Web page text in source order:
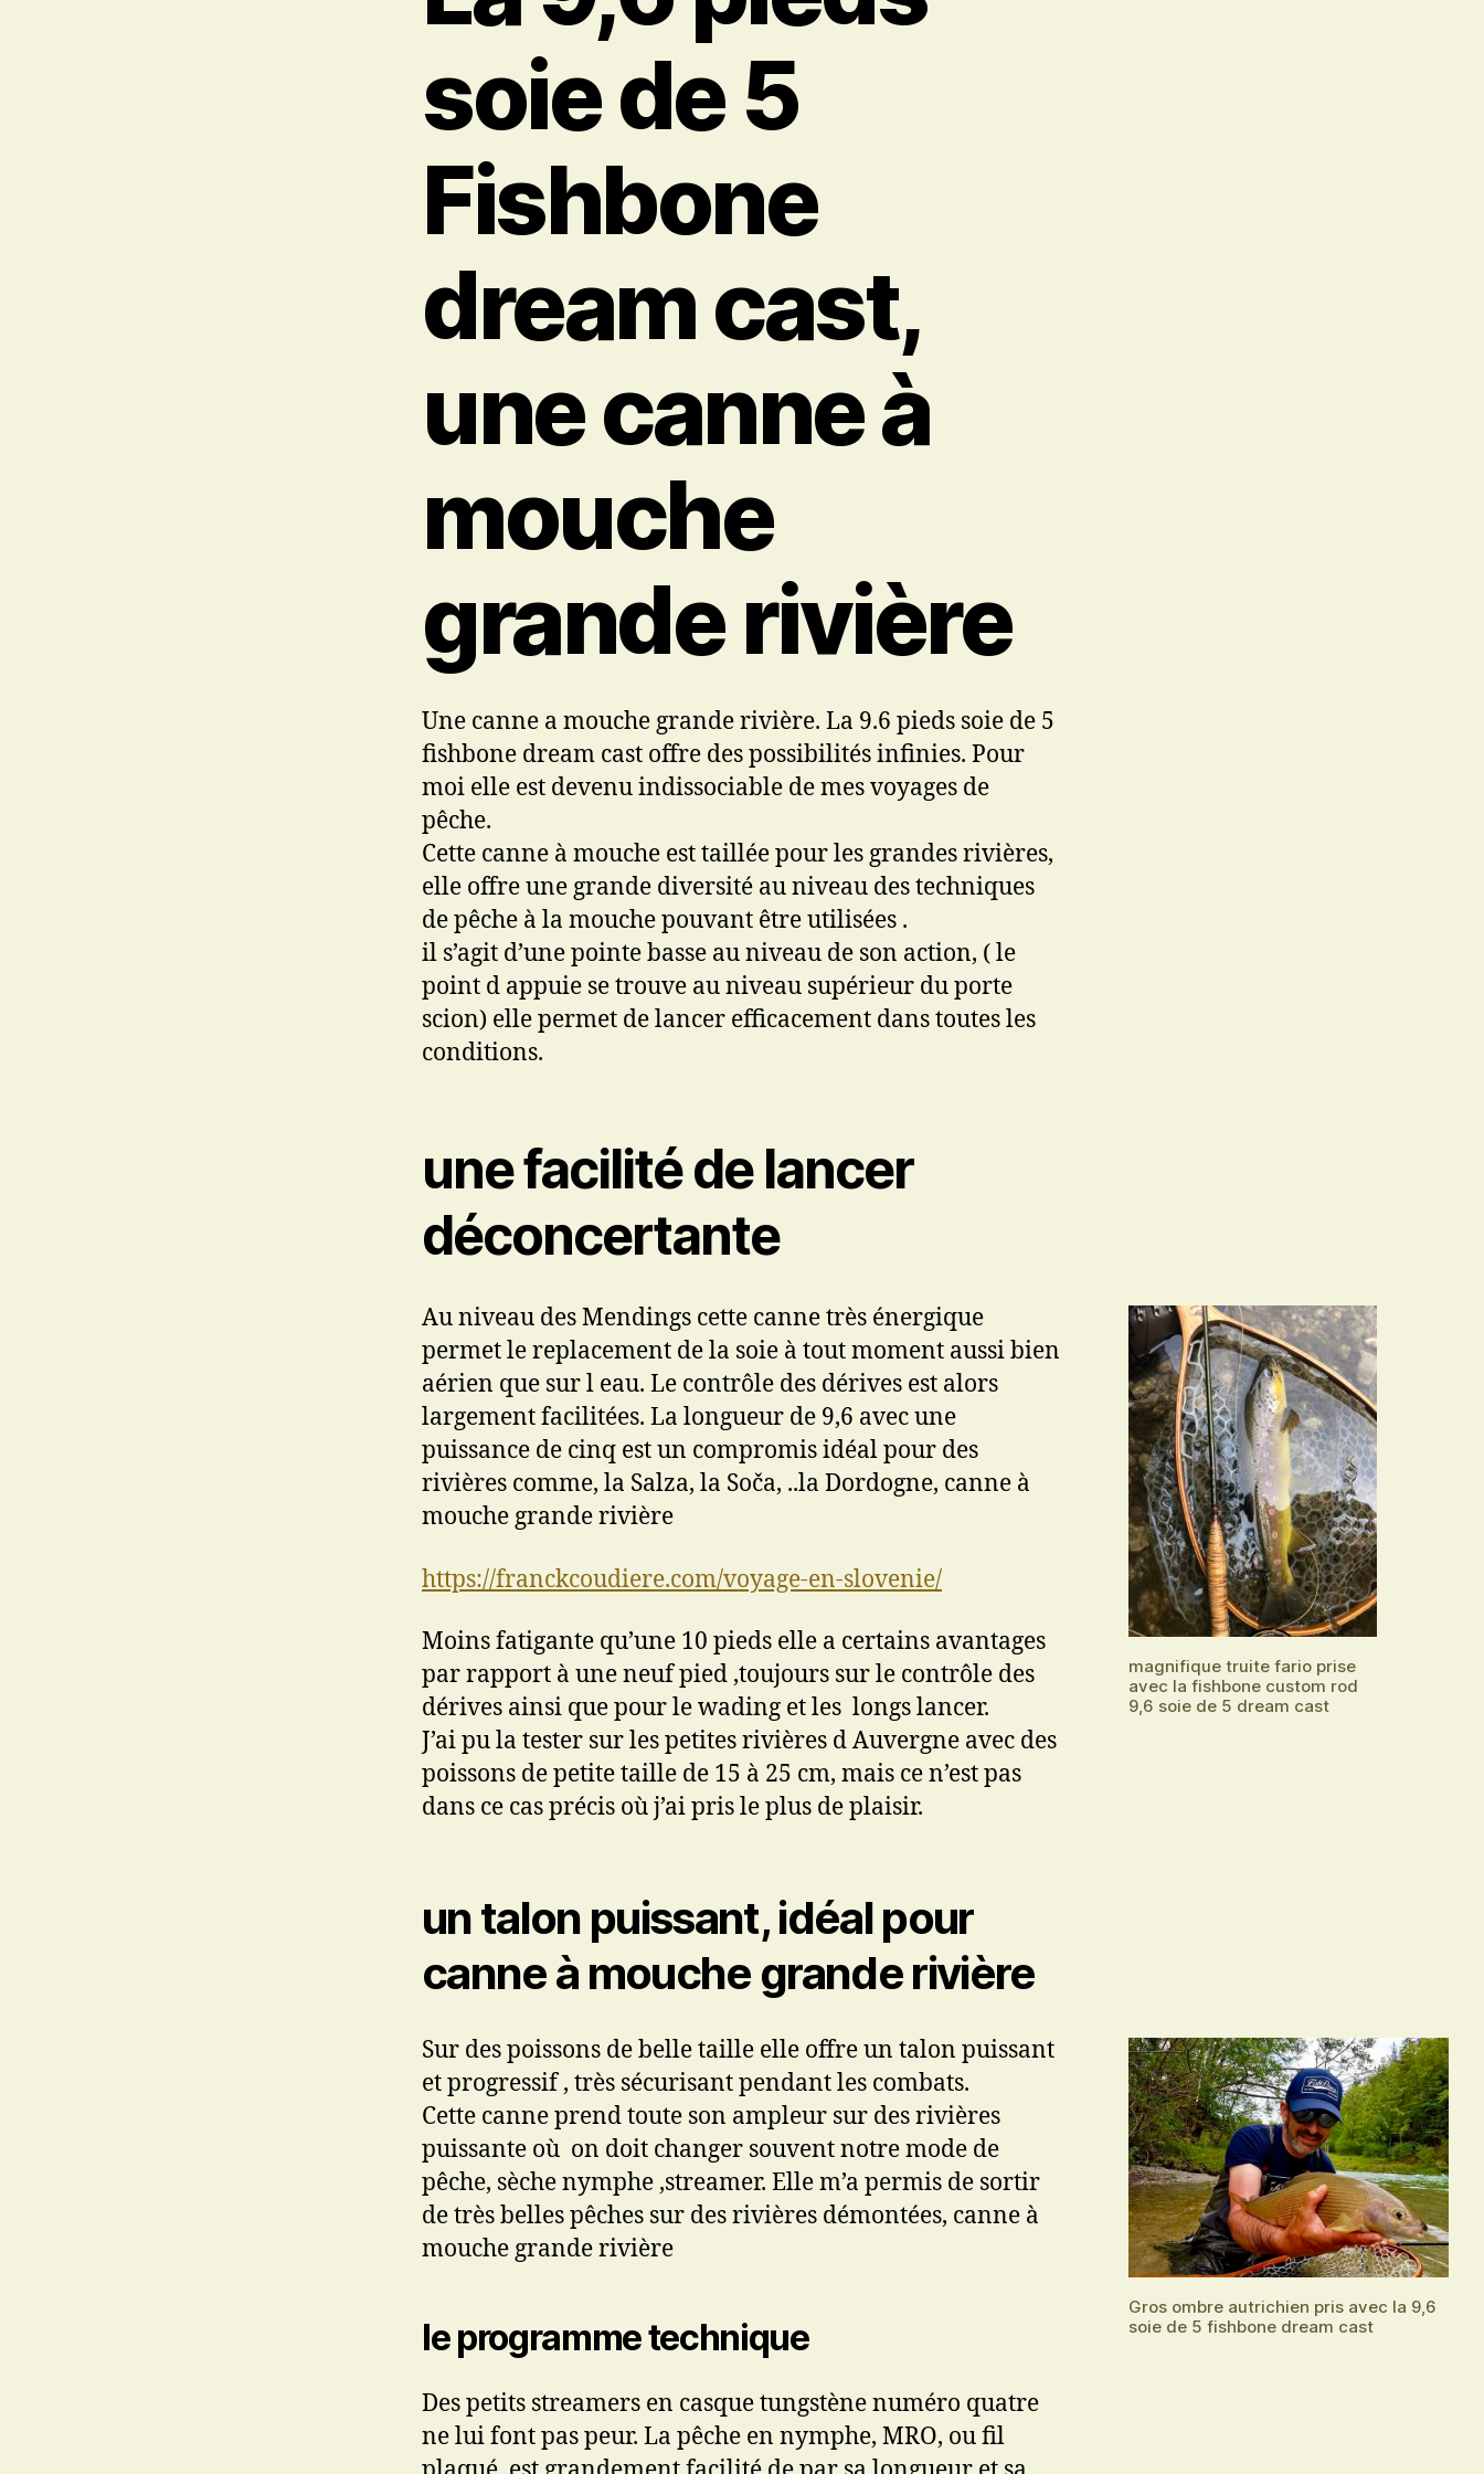
soie de 5
Fishbone
dream cast,
une canne à
mouche
grande rivière
Une canne a mouche grande rivière. La 9.6 pieds soie de 5
fishbone dream cast offre des possibilités infinies. Pour
moi elle est devenu indissociable de mes voyages de
pêche.
Cette canne à mouche est taillée pour les grandes rivières,
elle offre une grande diversité au niveau des techniques
de pêche à la mouche pouvant être utilisées .
il s’agit d’une pointe basse au niveau de son action, ( le
point d appuie se trouve au niveau supérieur du porte
scion) elle permet de lancer efficacement dans toutes les
conditions.
une facilité de lancer
déconcertante
magnifique truite fario prise
avec la fishbone custom rod
9,6 soie de 5 dream cast
Au niveau des Mendings cette canne très énergique
permet le replacement de la soie à tout moment aussi bien
aérien que sur l eau. Le contrôle des dérives est alors
largement facilitées. La longueur de 9,6 avec une
puissance de cinq est un compromis idéal pour des
rivières comme, la Salza, la Soča, ..la Dordogne, canne à
mouche grande rivière
https://franckcoudiere.com/voyage-en-slovenie/
Moins fatigante qu’une 10 pieds elle a certains avantages
par rapport à une neuf pied ,toujours sur le contrôle des
dérives ainsi que pour le wading et les longs lancer.
J’ai pu la tester sur les petites rivières d Auvergne avec des
poissons de petite taille de 15 à 25 cm, mais ce n’est pas
dans ce cas précis où j’ai pris le plus de plaisir.
un talon puissant, idéal pour
canne à mouche grande rivière
Gros ombre autrichien pris avec la 9,6
soie de 5 fishbone dream cast
Sur des poissons de belle taille elle offre un talon puissant
et progressif , très sécurisant pendant les combats.
Cette canne prend toute son ampleur sur des rivières
puissante où on doit changer souvent notre mode de
pêche, sèche nymphe ,streamer. Elle m’a permis de sortir
de très belles pêches sur des rivières démontées, canne à
mouche grande rivière
le programme technique
Des petits streamers en casque tungstène numéro quatre
ne lui font pas peur. La pêche en nymphe, MRO, ou fil